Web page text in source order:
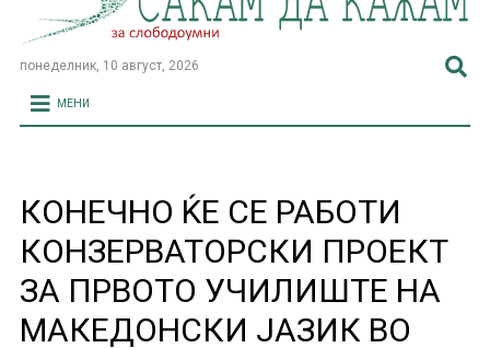
понеделник, 10 август, 2026
МЕНИ
КОНЕЧНО ЌЕ СЕ РАБОТИ
КОНЗЕРВАТОРСКИ ПРОЕКТ
ЗА ПРВОТО УЧИЛИШТЕ НА
МАКЕДОНСКИ ЈАЗИК ВО